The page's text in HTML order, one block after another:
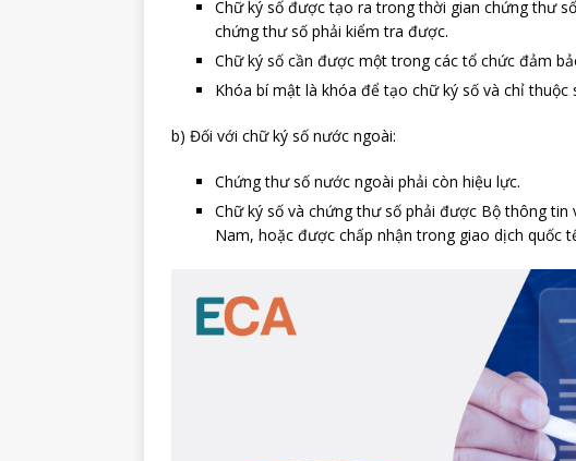
Chữ ký số được tạo ra trong thời gian chứng thư
chứng thư số phải kiểm tra được.
Chữ ký số cần được một trong các tổ chức đảm
Khóa bí mật là khóa để tạo chữ ký số và chỉ
b) Đối với chữ ký số nước ngoài:
Chứng thư số nước ngoài phải còn hiệu lực.
Chữ ký số và chứng thư số phải được Bộ thông
Nam, hoặc được chấp nhận trong giao dịch quốc